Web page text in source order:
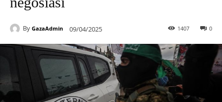
By GazaAdmin 09/04/2025 0
1407